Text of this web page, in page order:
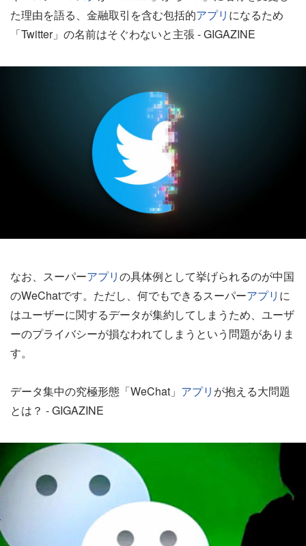
た理由を語る、金融取引を含む包括的アプリ になるため
「Twitter」の名前はそぐわないと主張 - GIGAZINE
なお、スーパーアプリの具体例として挙げられるのが中国
のWeChatです。ただし、何でもできるスーパーアプリ に
はユーザーに関するデータが集約してしまうため、ユーザ
ーのプライバシーが損なわれてしまうという問題がありま
す。
データ集中の究極形態「WeChat」 アプリ が抱える大問題
とは？ - GIGAZINE